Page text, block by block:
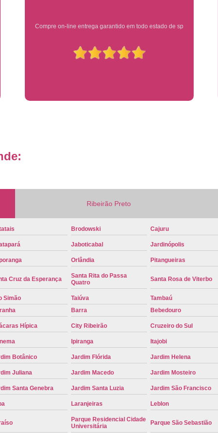
Placa Mercosul Veículo Oficial
Placa Veículo Detran
Placa
Placa de Carro Cinza
Placa
Placa de um Carro Cravinhos
Placa
Placa Preta de Carro
Placa
Placa de Identificação Veicular
Placa Veicular Azul
Placa
Placa Veicular Mercosul
Placa Veicular Ribeirão Preto
Reforma de Placa Automotiva
Reforma de Placa Automotiva
Reforma de Placa Veicular
Reforma Placa Veicular
Serviço de Reforma de Placa
Serviço de Reforma Placa Veicular
Ótimo atendimento
Ribeirão Preto
Brodowski Cajuru
Jaboticabal Jardinópolis
Orlândia Pitangueiras
Cruz da Esperança
Santa Rita do Passa
Quatro
Santa Rosa de Viterbo
Simão Taiúva Tambaú
Barra Bebedouro
Hípica City Ribeirão Cruzeiro do Sul
Ipiranga Itajobi
Botânico Jardim Flórida Jardim Helena
Juliana Jardim Macedo Jardim Mosteiro
Santa Genebra Jardim Santa Luzia Jardim São Francisco
Laranjeiras Leblon
Parque Residencial Cidade
Universitária
Parque São Sebastião